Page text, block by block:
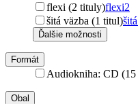
flexi (2 tituly)flexi2
šitá väzba (1 titul)
Ďalšie možnosti
Formát
Audiokniha: CD
Obal